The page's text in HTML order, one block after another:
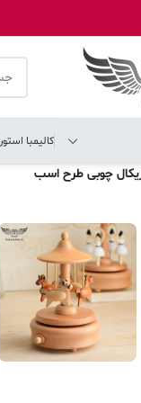
کالیمبا استور
چوبی طرح اسب